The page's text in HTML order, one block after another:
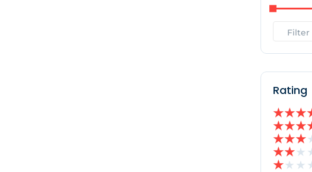
Filter
Rating
★★★
★★★
★★★
★★★
★★ ★